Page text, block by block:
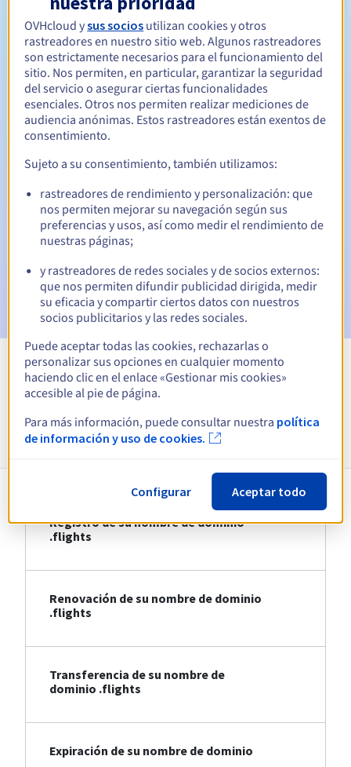
Período de renovación Entre 1 y 10 años
Período de redención
Notificaciones automáticas:
vencimiento
Email el día del vencimientopara notificar la suspensión
del nombre de dominio
Email tras el periodo de gracia de redenciónpara
notificar la eliminación del nombre de dominio
Ver todas las extensiones
Información sobre .flights
Registro de su nombre de dominio
.flights
Renovación de su nombre de dominio
.flights
Transferencia de su nombre de
dominio .flights
Expiración de su nombre de dominio
OVHcloud ysus socios utilizan cookies y otros
rastreadores en nuestro sitio web. Algunos rastreadores
son estrictamente necesarios para el funcionamiento del
sitio. Nos permiten, en particular, garantizar la seguridad
del servicio o asegurar ciertas funcionalidades
esenciales. Otros nos permiten realizar mediciones de
audiencia anónimas. Estos rastreadores están exentos de
consentimiento.
Sujeto a su consentimiento, también utilizamos:
rastreadores de rendimiento y personalización: que
nos permiten mejorar su navegación según sus
preferencias y usos, así como medir el rendimiento de
nuestras páginas;
y rastreadores de redes sociales y de socios externos:
que nos permiten difundir publicidad dirigida, medir
su eficacia y compartir ciertos datos con nuestros
socios publicitarios y las redes sociales.
Puede aceptar todas las cookies, rechazarlas o
personalizar sus opciones en cualquier momento
haciendo clic en el enlace «Gestionar mis cookies»
accesible al pie de página.
Para más información, puede consultar nuestra política
de información y uso de cookies.
Configurar Aceptar todo